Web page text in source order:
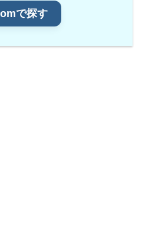
で探す